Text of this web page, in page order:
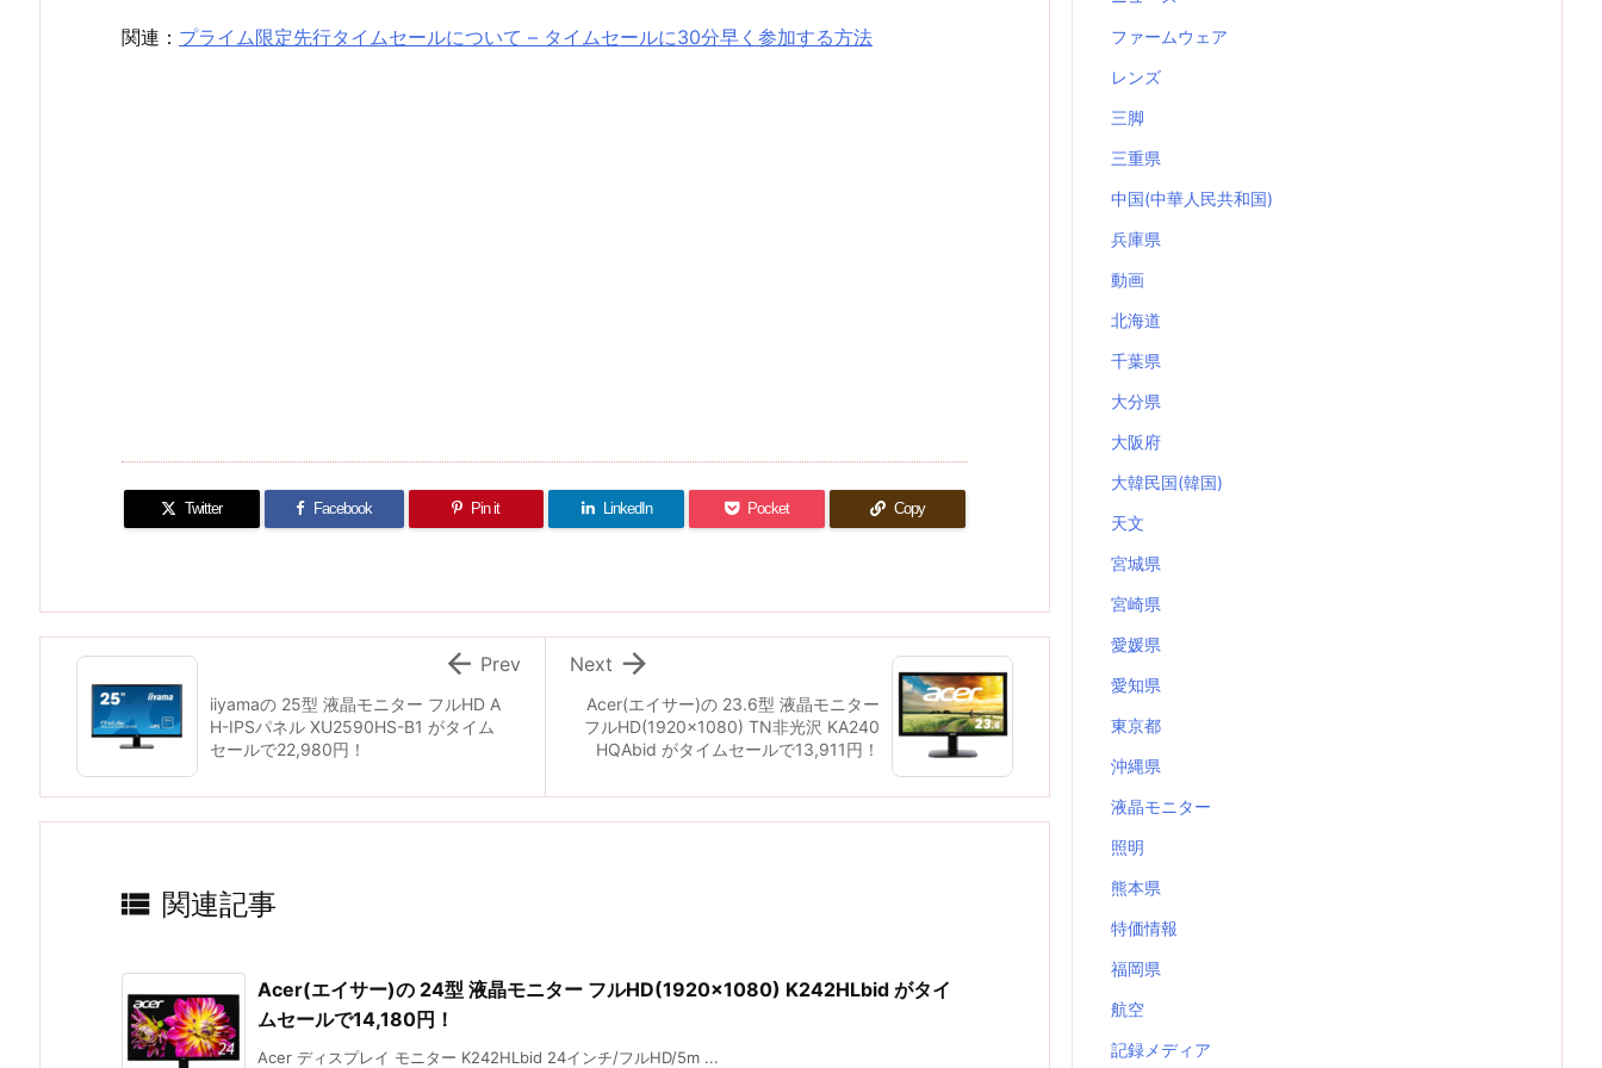
関連： プライム限定先行タイムセールについて – タイムセールに30分早く参加する方法
Twitter Facebook Pin it LinkedIn Pocket Copy
Acer(エイサー)の 23.6型 液晶モニター
フルHD(1920x1080) TN非光沢 KA240
HQAbid がタイムセールで13,911円！

Next
iiyamaの 25型 液晶モニター フルHD A
H-IPSパネル XU2590HS-B1 がタイム
セールで22,980円！
 Prev
 関連記事
Acer(エイサー)の 24型 液晶モニター フルHD(1920×1080) K242HLbid がタイ
ムセールで14,180円！
Acer ディスプレイ モニター K242HLbid 24インチ/フルHD/5m ...
ファームウェア
レンズ
三脚
三重県
中国(中華人民共和国)
兵庫県
動画
北海道
千葉県
大分県
大阪府
大韓民国(韓国)
天文
宮城県
宮崎県
愛媛県
愛知県
東京都
沖縄県
液晶モニター
照明
熊本県
特価情報
福岡県
航空
記録メディア